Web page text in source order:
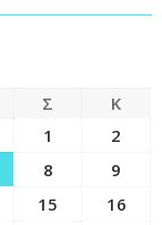
Σ
Κ
1
2
8
9
15
16